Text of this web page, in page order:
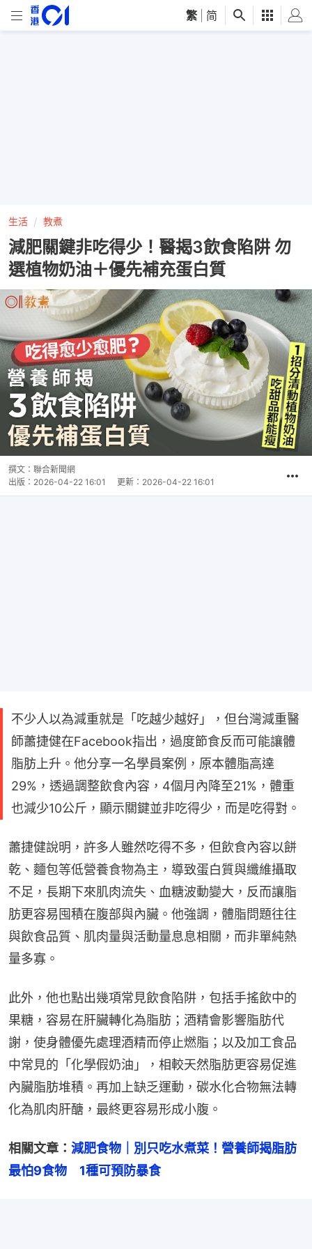
繁 简
生活 教煮
減肥關鍵非吃得少！醫揭3飲食陷阱 勿
選植物奶油＋優先補充蛋白質
撰文： 聯合新聞網
出版： 2026-04-22 16:01 更新： 2026-04-22 16:01
不少人以為減重就是「吃越少越好」，但台灣減重醫
師蕭捷健在Facebook指出，過度節食反而可能讓體
脂肪上升。他分享一名學員案例，原本體脂高達
29%，透過調整飲食內容，4個月內降至21%，體重
也減少10公斤，顯示關鍵並非吃得少，而是吃得對。
蕭捷健說明，許多人雖然吃得不多，但飲食內容以餅
乾、麵包等低營養食物為主，導致蛋白質與纖維攝取
不足，長期下來肌肉流失、血糖波動變大，反而讓脂
肪更容易囤積在腹部與內臟。他強調，體脂問題往往
與飲食品質、肌肉量與活動量息息相關，而非單純熱
量多寡。
此外，他也點出幾項常見飲食陷阱，包括手搖飲中的
果糖，容易在肝臟轉化為脂肪；酒精會影響脂肪代
謝，使身體優先處理酒精而停止燃脂；以及加工食品
中常見的「化學假奶油」，相較天然脂肪更容易促進
內臟脂肪堆積。再加上缺乏運動，碳水化合物無法轉
化為肌肉肝醣，最終更容易形成小腹。
相關文章： 減肥食物｜別只吃水煮菜！營養師揭脂肪
最怕9食物　1種可預防暴食